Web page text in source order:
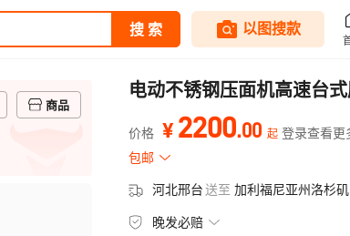
商品
电动不锈钢压面机高速台
价格 ¥ 2200.00 起 登录查看更
包邮
河北邢台送至 加利福尼亚州洛杉矶
晚发必赔